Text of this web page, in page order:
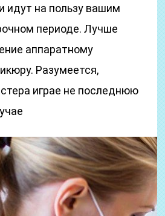
идут на пользу вашим
периоде. Лучше
аппаратному
Разумеется,
играе не последнюю